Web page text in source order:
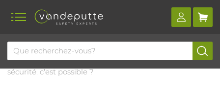
Home
Blog
Des semelles de soutien dans des chaussures de
sécurité. c'est possible ?